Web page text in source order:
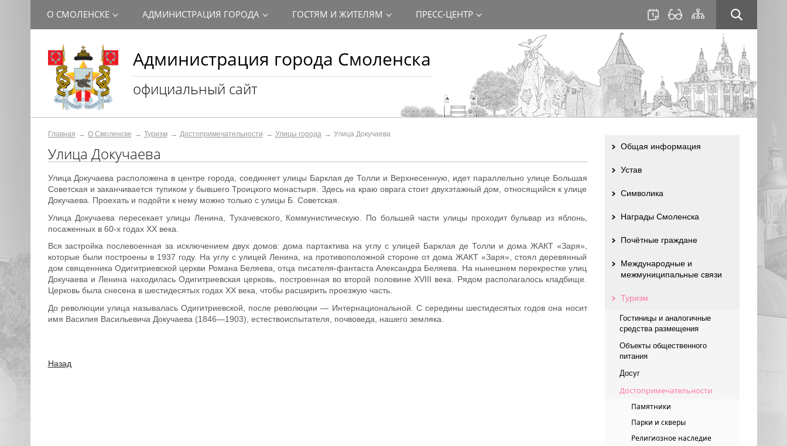
Администрация города Смоленска
официальный сайт
О СМОЛЕНСКЕ АДМИНИСТРАЦИЯ ГОРОДА ГОСТЯМ И ЖИТЕЛЯМ ПРЕСС-ЦЕНТР
Главная О Смоленске Туризм Достопримечательности Улицы города Улица Докучаева
Улица Докучаева
​Улица Докучаева расположена в центре города, соединяет улицы Барклая де Толли и Верхнесенную, идет параллельно улице Большая
Советская и заканчивается тупиком у бывшего Троицкого монастыря. Здесь на краю оврага стоит двухэтажный дом, относящийся к улице
Докучаева. Проехать и подойти к нему можно только с улицы Б. Советская.
Улица Докучаева пересекает улицы Ленина, Тухачевского, Коммунистическую. По большей части улицы проходит бульвар из яблонь,
посаженных в 60-х годах XX века.
Вся застройка послевоенная за исключением двух домов: дома партактива на углу с улицей Барклая де Толли и дома ЖАКТ «Заря»,
которые были построены в 1937 году. На углу с улицей Ленина, на противоположной стороне от дома ЖАКТ «Заря», стоял деревянный
дом священника Одигитриевской церкви Романа Беляева, отца писателя-фантаста Александра Беляева. На нынешнем перекрестке улиц
Докучаева и Ленина находилась Одигитриевская церковь, построенная во второй половине XVIII века. Рядом располагалось кладбище.
Церковь была снесена в шестидесятых годах XX века, чтобы расширить проезжую часть.
До революции улица называлась Одигитриевской, после революции — Интернациональной. С середины шестидесятых годов она носит
имя Василия Васильевича Докучаева (1846—1903), естествоиспытателя, почвоведа, нашего земляка.
Назад
Общая информация
Устав
Символика
Награды Смоленска
Почётные граждане
Международные и
межмуниципальные связи
Туризм
Гостиницы и аналогичные
средства размещения
Объекты общественного
питания
Досуг
Достопримечательности
Памятники
Парки и скверы
Религиозное наследие